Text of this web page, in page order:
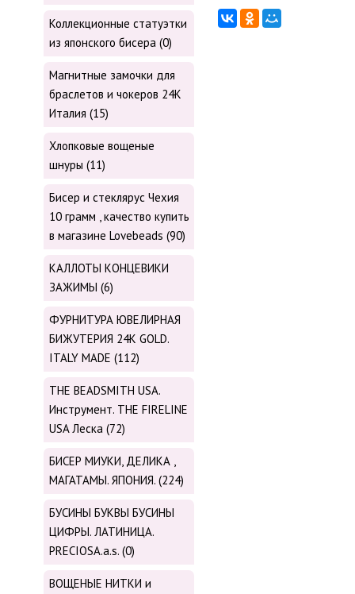
Коллекционные статуэтки
из японского бисера (0)
Магнитные замочки для
браслетов и чокеров 24К
Италия (15)
Хлопковые вощеные
шнуры (11)
Бисер и стеклярус Чехия
10 грамм , качество купить
в магазине Lovebeads (90)
КАЛЛОТЫ КОНЦЕВИКИ
ЗАЖИМЫ (6)
ФУРНИТУРА ЮВЕЛИРНАЯ
БИЖУТЕРИЯ 24К GOLD.
ITALY MADE (112)
THE BEADSMITH USA.
Инструмент. THE FIRELINE
USA Леска (72)
БИСЕР МИУКИ, ДЕЛИКА ,
МАГАТАМЫ. ЯПОНИЯ. (224)
БУСИНЫ БУКВЫ БУСИНЫ
ЦИФРЫ. ЛАТИНИЦА.
PRECIOSA.a.s. (0)
ВОЩЕНЫЕ НИТКИ и